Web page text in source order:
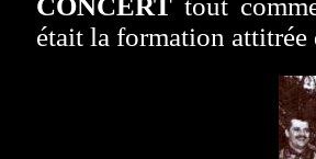
CONCERTtout
était la formation attitrée